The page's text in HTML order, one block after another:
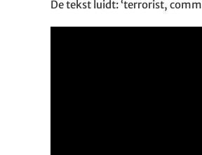
De tekst luidt: ‘terrorist,